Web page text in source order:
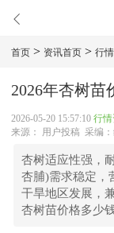
首页 > 资讯首页 > 行
2026年杏树苗
2026-05-20 15:57:10 行
来源： 用户投稿 采编
杏树适应性强，
杏脯)需求稳定，
干旱地区发展，
杏树苗价格多少